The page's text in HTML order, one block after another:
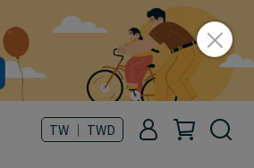
TW ｜ TWD